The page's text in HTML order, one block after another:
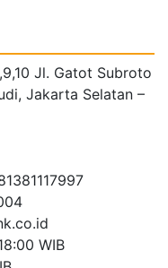
Jl. Gatot Subroto
Jakarta Selatan –
WIB